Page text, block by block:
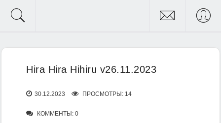
Hira Hira Hihiru v26.11.2023
30.12.2023 ПРОСМОТРЫ: 14
КОММЕНТЫ: 0